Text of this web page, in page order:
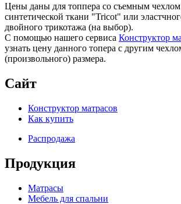
Цены даны для топпера со съемным чехлом
синтетической ткани "Tricot" или
двойного трикотажа (на выбор).
С помощью нашего сервиса Конструктор
узнать цену данного топера с другим
(произвольного) размера.
Сайт
Конструктор матрасов
Как купить
Распродажа
Продукция
Матрасы
Мебель для спальни